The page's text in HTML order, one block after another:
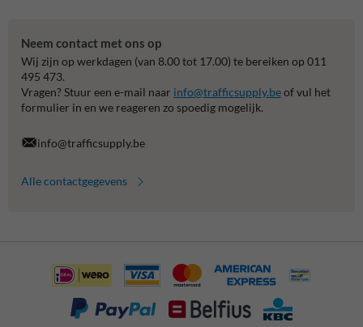
Neem contact met ons op
Wij zijn op werkdagen (van 8.00 tot 17.00) te bereiken op 011
495 473.
Vragen? Stuur een e-mail naar info@trafficsupply.beof vul het
formulier in en we reageren zo spoedig mogelijk.
info@trafficsupply.be
Alle contactgegevens